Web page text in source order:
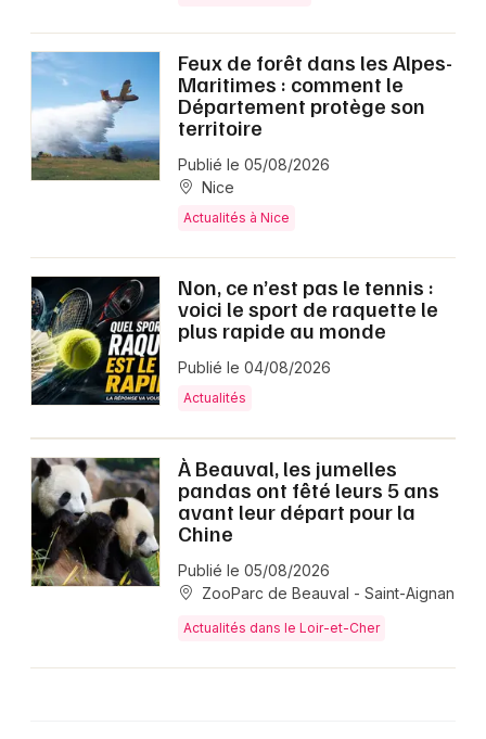
Feux de forêt dans les Alpes-
Maritimes : comment le
Département protège son
territoire
Publié le 05/08/2026
Nice
Actualités à Nice
Non, ce n’est pas le tennis :
voici le sport de raquette le
plus rapide au monde
Publié le 04/08/2026
Actualités
À Beauval, les jumelles
pandas ont fêté leurs 5 ans
avant leur départ pour la
Chine
Publié le 05/08/2026
ZooParc de Beauval - Saint-Aignan
Actualités dans le Loir-et-Cher